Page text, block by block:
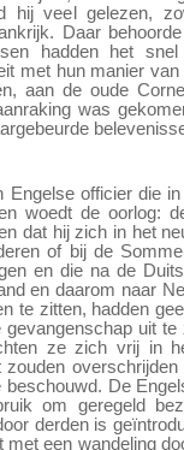
hij veel gelezen,
Daar
hadden het
met hun manier
aan de oude
was
officier die
woedt de oorlog:
dat hij zich in het
of bij de
en die na de
en daarom naar
te zitten, hadden
gevangenschap uit
ze zich vrij in
beschouwd. De
om geregeld
derden is
met een wandeling